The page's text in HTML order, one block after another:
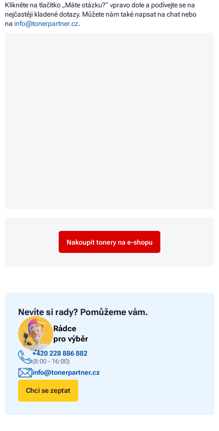
Klikněte na tlačítko „Máte otázku?“ vpravo dole a podívejte se na
nejčastěji kladené dotazy. Můžete nám také napsat na chat nebo
na info@tonerpartner.cz.
Nakoupit tonery na e-shopu
Nevíte si rady? Pomůžeme vám.
Rádce
pro výběr
+420 228 886 882
(8:00 - 16:00)
info@tonerpartner.cz
Chci se zeptat